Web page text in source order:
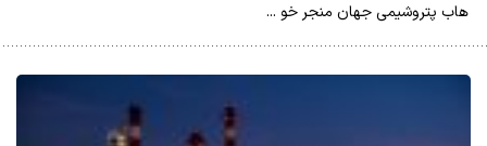
هاب پتروشیمی جهان منجر خو ...